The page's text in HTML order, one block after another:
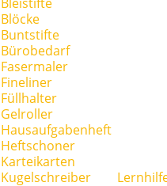
Blöcke
Buntstifte
Bürobedarf
Fasermaler
Fineliner
Füllhalter
Gelroller
Hausaufgabenheft
Heftschoner
Karteikarten
Kugelschreiber